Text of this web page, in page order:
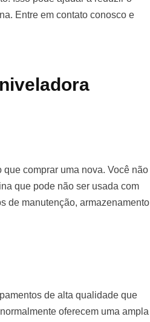
Entre em contato conosco e
comprar uma nova. Você não
que pode não ser usada com
de manutenção, armazenamento
de alta qualidade que
oferecem uma ampla